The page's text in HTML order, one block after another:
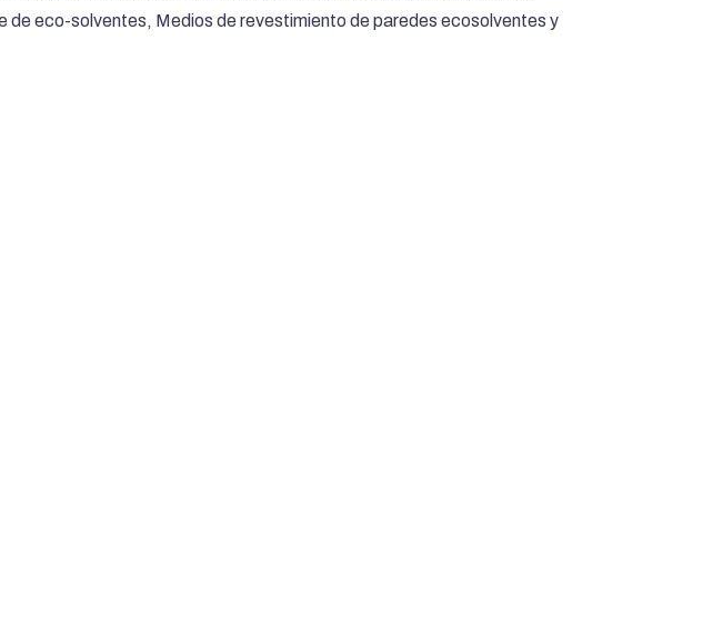
eco-solventes, Medios de revestimiento de paredes ecosolventes y